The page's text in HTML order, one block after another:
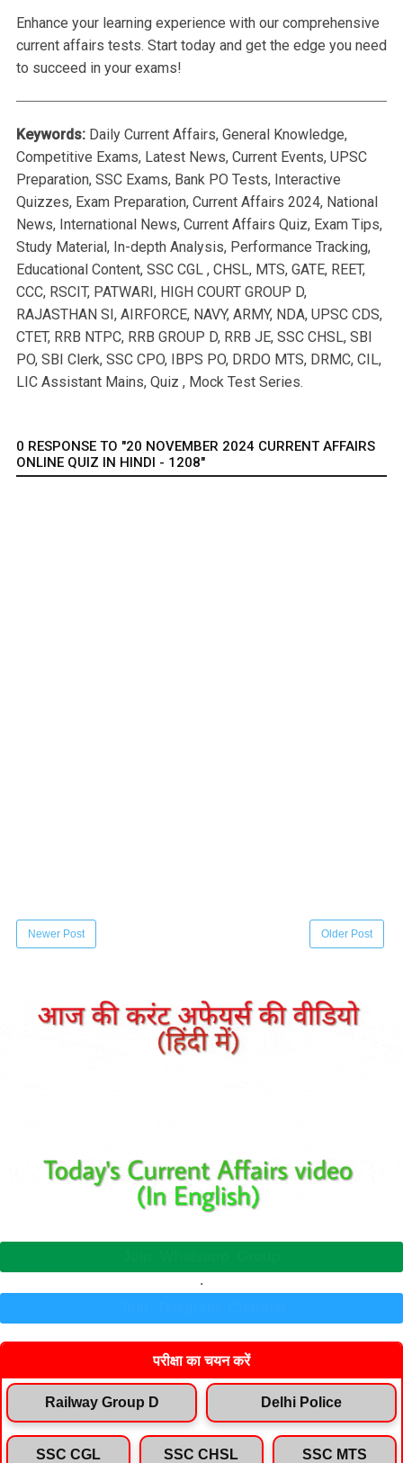
Enhance your learning experience with our comprehensive
current affairs tests. Start today and get the edge you need
to succeed in your exams!
Keywords: Daily Current Affairs, General Knowledge,
Competitive Exams, Latest News, Current Events, UPSC
Preparation, SSC Exams, Bank PO Tests, Interactive
Quizzes, Exam Preparation, Current Affairs 2024, National
News, International News, Current Affairs Quiz, Exam Tips,
Study Material, In-depth Analysis, Performance Tracking,
Educational Content, SSC CGL , CHSL, MTS, GATE, REET,
CCC, RSCIT, PATWARI, HIGH COURT GROUP D,
RAJASTHAN SI, AIRFORCE, NAVY, ARMY, NDA, UPSC CDS,
CTET, RRB NTPC, RRB GROUP D, RRB JE, SSC CHSL, SBI
PO, SBI Clerk, SSC CPO, IBPS PO, DRDO MTS, DRMC, CIL,
LIC Assistant Mains, Quiz , Mock Test Series.
0 RESPONSE TO "20 NOVEMBER 2024 CURRENT AFFAIRS
ONLINE QUIZ IN HINDI - 1208"
Newer Post Older Post
.
परीक्षा का चयन करें
Railway Group D Delhi Police
SSC CGL SSC CHSL SSC MTS